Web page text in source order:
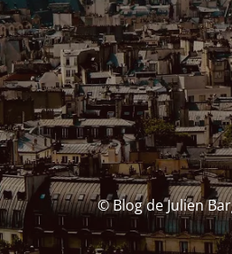
© Blog de Julien